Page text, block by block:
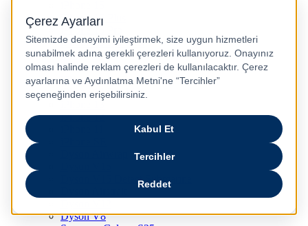
iPhone 15 Plus
iPhone 15 Pro
iPhone 15 Pro Max
iPhone 14
iPhone 14 Plus
iPhone 14 Pro
iPhone 14 Pro Max
iPhone 13
iPhone 12
Dyson V15 Detect Submarine
Dyson V8